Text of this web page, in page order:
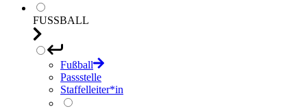
FUSSBALL
Fußball
Passstelle
Staffelleiter*in